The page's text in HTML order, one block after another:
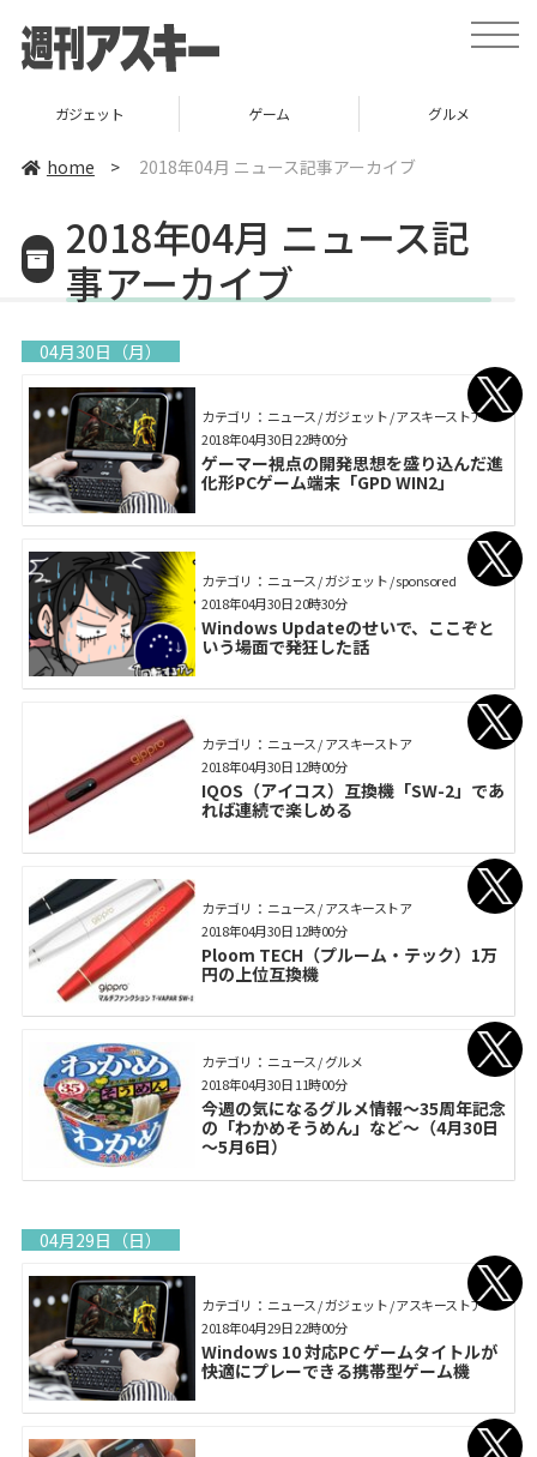
toggle
ガジェット ゲーム グルメ
home > 2018年04月 ニュース記事アーカイブ
2018年04月 ニュース記
事アーカイブ
04月30日（月）
カテゴリ： ニュース / ガジェット / アスキーストア
ゲーマー視点の開発思想を盛り込んだ進
化形PCゲーム端末「GPD WIN2」
2018年04月30日 22時00分
カテゴリ： ニュース / ガジェット / sponsored
Windows Updateのせいで、ここぞと
いう場面で発狂した話
2018年04月30日 20時30分
カテゴリ： ニュース / アスキーストア
IQOS（アイコス）互換機「SW-2」であ
れば連続で楽しめる
2018年04月30日 12時00分
カテゴリ： ニュース / アスキーストア
Ploom TECH（プルーム・テック）1万
円の上位互換機
2018年04月30日 12時00分
カテゴリ： ニュース / グルメ
今週の気になるグルメ情報〜35周年記念
の「わかめそうめん」など〜（4月30日
～5月6日）
2018年04月30日 11時00分
04月29日（日）
カテゴリ： ニュース / ガジェット / アスキーストア
Windows 10 対応PC ゲームタイトルが
快適にプレーできる携帯型ゲーム機
2018年04月29日 22時00分